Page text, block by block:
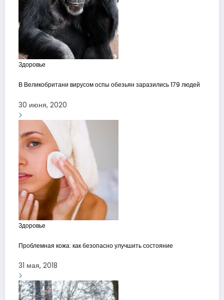
Здоровье
В Великобритани вирусом оспы обезьян заразились 179 людей
30 июня, 2020
Здоровье
Проблемная кожа: как безопасно улучшить состояние
31 мая, 2018